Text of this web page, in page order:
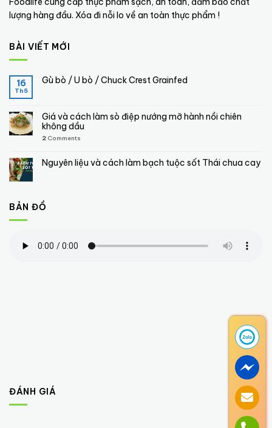
lượng hàng đầu. Xóa đi nỗi lo về an toàn thực phẩm !
BÀI VIẾT MỚI
16
Th5
Gù bò / U bò / Chuck Crest Grainfed
Giá và cách làm sò điệp nướng mỡ hành nồi chiên
không dầu
2 Comments
Nguyên liệu và cách làm bạch tuộc sốt Thái chua cay
BẢN ĐỒ
ĐÁNH GIÁ